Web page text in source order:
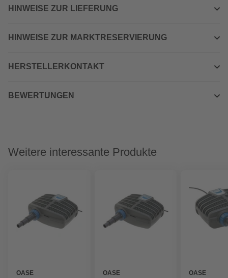
HINWEISE ZUR LIEFERUNG
HINWEISE ZUR MARKTRESERVIERUNG
HERSTELLERKONTAKT
BEWERTUNGEN
Weitere interessante Produkte
OASE
OASE
OASE